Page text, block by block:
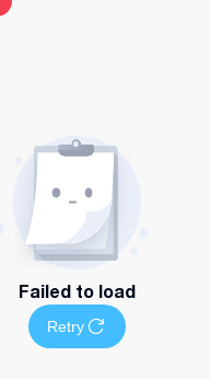
Failed to load
Retry